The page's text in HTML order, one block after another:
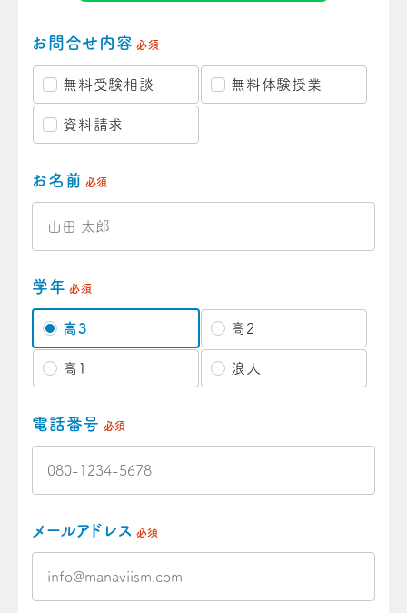
お問合せ内容 必須
無料受験相談 無料体験授業
資料請求
お名前 必須
学年 必須
高3 高2
高1 浪人
電話番号 必須
メールアドレス 必須